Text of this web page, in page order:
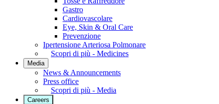
Gastro
Cardiovascolare
Eye, Skin & Oral Care
Prevenzione
Ipertensione Arteriosa Polmonare
Scopri di più - Medicines
Media
News & Announcements
Press office
Scopri di più - Media
Careers